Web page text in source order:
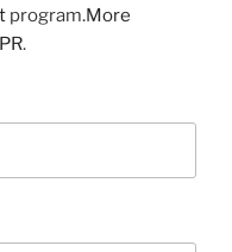
program.More
.